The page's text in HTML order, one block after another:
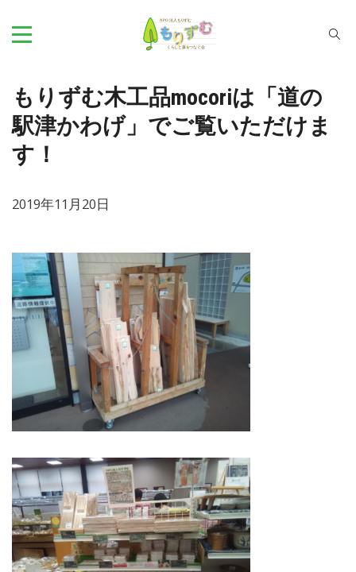
もりずむ木工品mocoriは「道の
駅津かわげ」でご覧いただけま
す！
2019年11月20日